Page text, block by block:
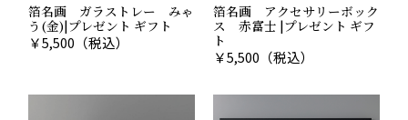
箔名画 ガラストレー みゃ
う(金)|プレゼント ギフト
￥5,500 （税込）
箔名画 アクセサリーボック
ス 赤富士 |プレゼント ギフ
ト
￥5,500 （税込）